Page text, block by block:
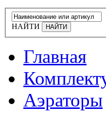
НАЙТИ
Главная
Аэраторы